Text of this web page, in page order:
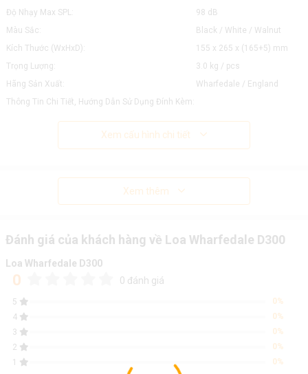
Độ Nhạy Max SPL:
98 dB
Màu Sắc:
Black / White / Walnut
Kích Thước (WxHxD):
155 x 265 x (165+5) mm
Trọng Lượng:
3.0 kg / pcs
Hãng Sản Xuất:
Wharfedale / England
Thông Tin Chi Tiết, Hướng Dẫn Sử Dụng Đính Kèm:
Xem cấu hình chi tiết
Xem thêm
Đánh giá của khách hàng về Loa Wharfedale D300
Loa Wharfedale D300
0 0 đánh giá
5
0%
4
0%
3
0%
2
0%
1
0%